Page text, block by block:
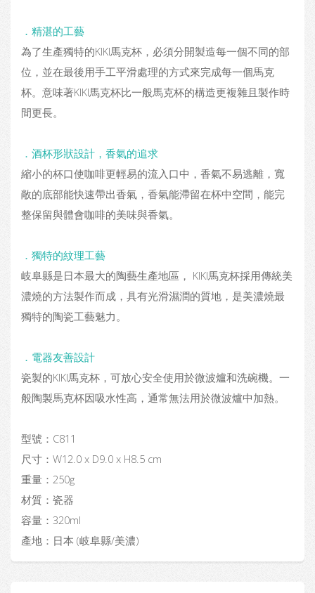
．精湛的工藝
為了生產獨特的KIKI馬克杯，必須分開製造每一個不同的部
位，並在最後用手工平滑處理的方式來完成每一個馬克
杯。意味著KIKI馬克杯比一般馬克杯的構造更複雜且製作時
間更長。
．酒杯形狀設計，香氣的追求
縮小的杯口使咖啡更輕易的流入口中，香氣不易逃離，寬
敞的底部能快速帶出香氣，香氣能滯留在杯中空間，能完
整保留與體會咖啡的美味與香氣。
．獨特的紋理工藝
岐阜縣是日本最大的陶藝生產地區， KIKI馬克杯採用傳統美
濃燒的方法製作而成，具有光滑濕潤的質地，是美濃燒最
獨特的陶瓷工藝魅力。
．電器友善設計
瓷製的KIKI馬克杯，可放心安全使用於微波爐和洗碗機。一
般陶製馬克杯因吸水性高，通常無法用於微波爐中加熱。
型號：C811
尺寸：W12.0 x D9.0 x H8.5 cm
重量：250g
材質：瓷器
容量：320ml
產地：日本 (岐阜縣/美濃)